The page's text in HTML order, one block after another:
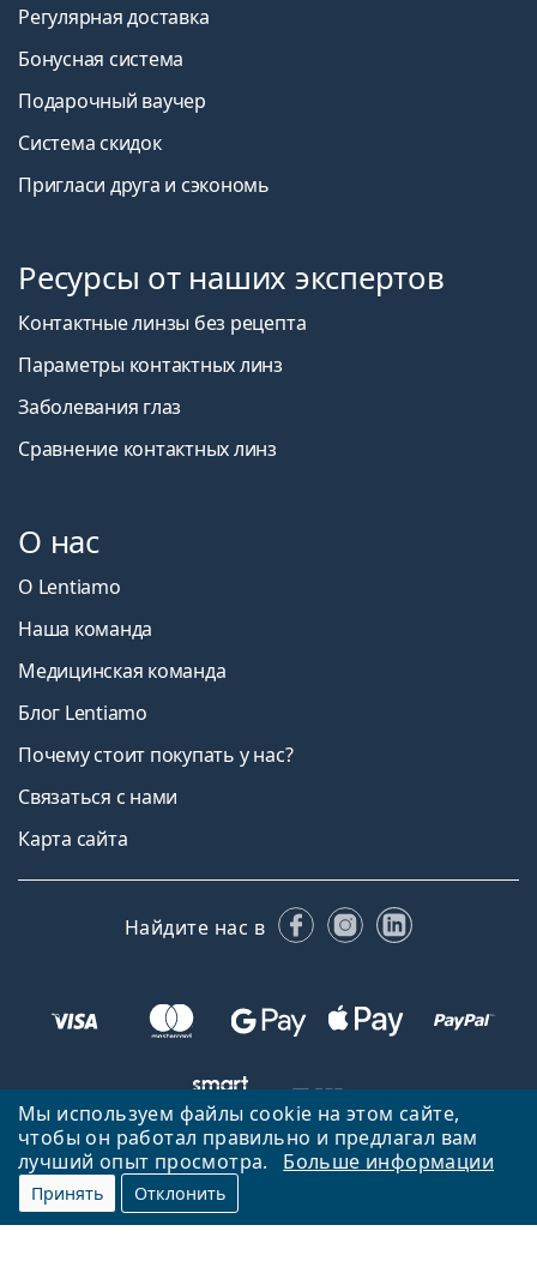
Мы используем файлы cookie на этом сайте,
чтобы он работал правильно и предлагал вам
лучший опыт просмотра.
Больше информации
Принять Отклонить
Регулярная доставка
Бонусная система
Подарочный ваучер
Система скидок
Пригласи друга и сэкономь
Ресурсы от наших экспертов
Контактные линзы без рецепта
Параметры контактных линз
Заболевания глаз
Сравнение контактных линз
О нас
О Lentiamo
Наша команда
Медицинская команда
Блог Lentiamo
Почему стоит покупать у нас?
Связаться с нами
Карта сайта
Найдите нас в FacebookInstagram
LinkedIn
Вернуться на главную страницу
Вверх
Lentiamo.ee принадлежит и управляется Lentiamo s.r.o., Чешская
Республика
Здесь для вас 18 лет.